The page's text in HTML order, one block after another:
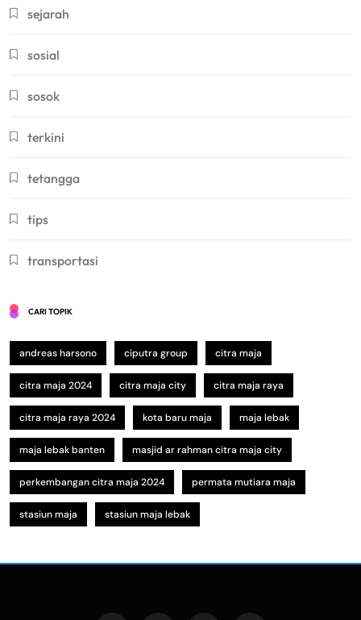
sejarah
sosial
sosok
terkini
tetangga
tips
transportasi
CARI TOPIK
andreas harsono ciputra group citra maja
citra maja 2024 citra maja city citra maja raya
citra maja raya 2024 kota baru maja maja lebak
maja lebak banten masjid ar rahman citra maja city
perkembangan citra maja 2024 permata mutiara maja
stasiun maja stasiun maja lebak